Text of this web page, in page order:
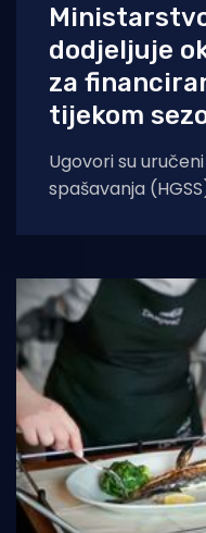
dodjeljuje
za
tijekom
Ugovori su
spašavanja
poslova za